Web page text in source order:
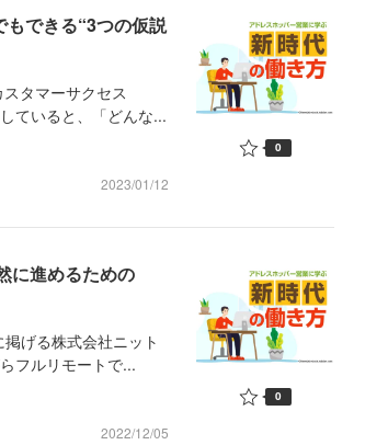
できる“3つの仮説
タマーサクセス
ていると、「どんな...
2023/01/12
0
に進めるための
げる株式会社ニット
フルリモートで...
2022/12/05
0